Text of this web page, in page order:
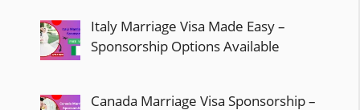
Italy Marriage Visa Made Easy –
Sponsorship Options Available
Canada Marriage Visa Sponsorship –